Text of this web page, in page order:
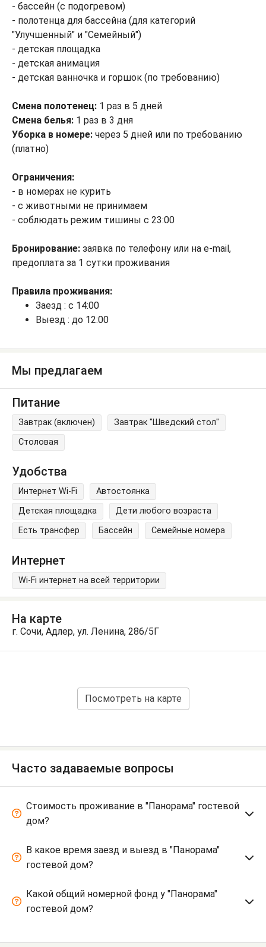
- бассейн (с подогревом)
- полотенца для бассейна (для категорий
"Улучшенный" и "Семейный")
- детская площадка
- детская анимация
- детская ванночка и горшок (по требованию)
Смена полотенец: 1 раз в 5 дней
Смена белья: 1 раз в 3 дня
Уборка в номере: через 5 дней или по требованию
(платно)
Ограничения:
- в номерах не курить
- с животными не принимаем
- соблюдать режим тишины с 23:00
Бронирование: заявка по телефону или на e-mail,
предоплата за 1 сутки проживания
Правила проживания:
Заезд : с 14:00
Выезд : до 12:00
Мы предлагаем
Питание
Завтрак (включен)
Завтрак "Шведский стол"
Столовая
Удобства
Интернет Wi-Fi
Автостоянка
Детская площадка
Дети любого возраста
Есть трансфер
Бассейн Семейные номера
Интернет
Wi-Fi интернет на всей территории
На карте
г. Сочи, Адлер, ул. Ленина, 286/5Г
Посмотреть на карте
Часто задаваемые вопросы
Стоимость проживание в "Панорама" гостевой
дом?
В какое время заезд и выезд в "Панорама"
гостевой дом?
Какой общий номерной фонд у "Панорама"
гостевой дом?